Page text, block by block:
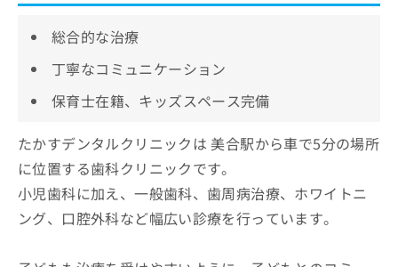
総合的な治療
丁寧なコミュニケーション
保育士在籍、キッズスペース完備
たかすデンタルクリニックは 美合駅から車で5分の場所
に位置する歯科クリニックです。
小児歯科に加え、一般歯科、歯周病治療、ホワイトニ
ング、口腔外科など幅広い診療を行っています。